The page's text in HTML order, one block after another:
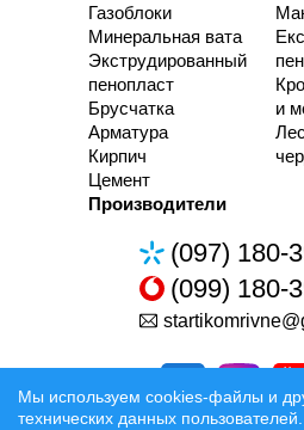
Газоблоки
Минеральная вата
Экструдированный
пенопласт
Брусчатка
Арматура
Кирпич
Цемент
и
Производители
(097) 180-
(099) 180-
Мы используем cookies-файлы и
технических данных